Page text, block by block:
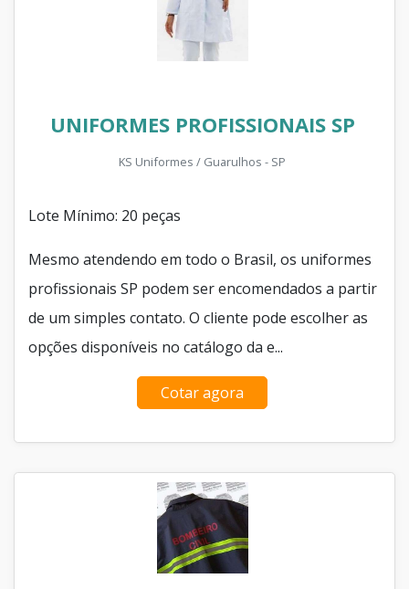
UNIFORMES PROFISSIONAIS SP
KS Uniformes / Guarulhos - SP
Lote Mínimo: 20 peças
Mesmo atendendo em todo o Brasil, os uniformes
profissionais SP podem ser encomendados a partir
de um simples contato. O cliente pode escolher as
opções disponíveis no catálogo da e...
Cotar agora